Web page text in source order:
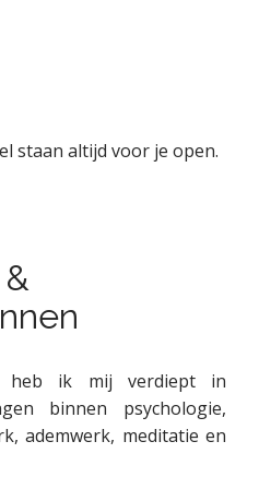
staan altijd voor je open.
heb ik mij verdiept in
binnen psychologie,
ademwerk, meditatie en